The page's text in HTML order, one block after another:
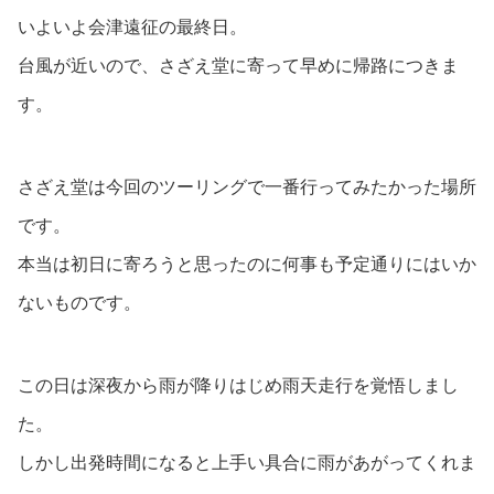
いよいよ会津遠征の最終日。
台風が近いので、さざえ堂に寄って早めに帰路につきま
す。
さざえ堂は今回のツーリングで一番行ってみたかった場所
です。
本当は初日に寄ろうと思ったのに何事も予定通りにはいか
ないものです。
この日は深夜から雨が降りはじめ雨天走行を覚悟しまし
た。
しかし出発時間になると上手い具合に雨があがってくれま